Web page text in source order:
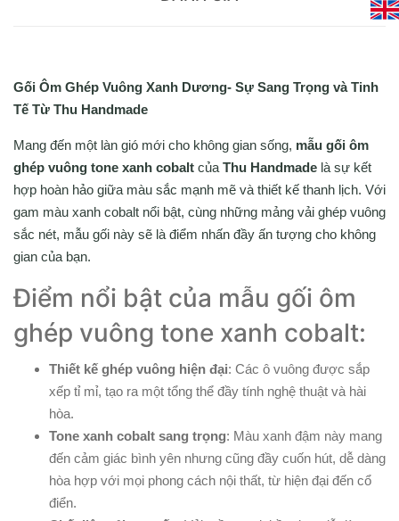
Gối Ôm Ghép Vuông Xanh Dương- Sự Sang Trọng và Tinh
Tế Từ Thu Handmade
Mang đến một làn gió mới cho không gian sống, mẫu gối ôm
ghép vuông tone xanh cobalt của Thu Handmade là sự kết
hợp hoàn hảo giữa màu sắc mạnh mẽ và thiết kế thanh lịch. Với
gam màu xanh cobalt nổi bật, cùng những mảng vải ghép vuông
sắc nét, mẫu gối này sẽ là điểm nhấn đầy ấn tượng cho không
gian của bạn.
Điểm nổi bật của mẫu gối ôm
ghép vuông tone xanh cobalt:
Thiết kế ghép vuông hiện đại: Các ô vuông được sắp
xếp tỉ mỉ, tạo ra một tổng thể đầy tính nghệ thuật và hài
hòa.
Tone xanh cobalt sang trọng: Màu xanh đậm này mang
đến cảm giác bình yên nhưng cũng đầy cuốn hút, dễ dàng
hòa hợp với mọi phong cách nội thất, từ hiện đại đến cổ
điển.